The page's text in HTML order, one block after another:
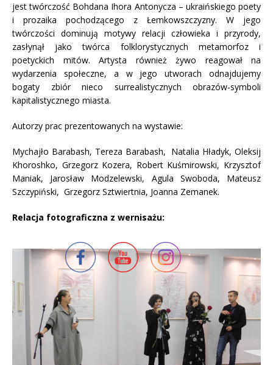
jest twórczość Bohdana Ihora Antonycza – ukraińskiego poety
i prozaika pochodzącego z Łemkowszczyzny. W jego
twórczości dominują motywy relacji człowieka i przyrody,
zasłynął jako twórca folklorystycznych metamorfoz i
poetyckich mitów. Artysta również żywo reagował na
wydarzenia społeczne, a w jego utworach odnajdujemy
bogaty zbiór nieco surrealistycznych obrazów-symboli
kapitalistycznego miasta.
Autorzy prac prezentowanych na wystawie:
Mychajło Barabash, Tereza Barabash, Natalia Hładyk, Oleksij
Khoroshko, Grzegorz Kozera, Robert Kuśmirowski, Krzysztof
Maniak, Jarosław Modzelewski, Agula Swoboda, Mateusz
Szczypiński, Grzegorz Sztwiertnia, Joanna Zemanek.
Relacja fotograficzna z wernisażu: